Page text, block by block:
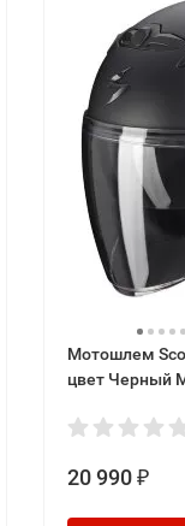
Мотошлем
цвет Черный
20 990 ₽